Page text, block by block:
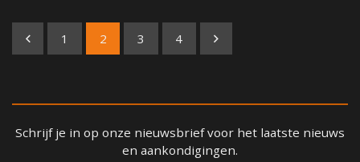
1 2 3 4
Schrijf je in op onze nieuwsbrief voor het laatste nieuws
en aankondigingen.